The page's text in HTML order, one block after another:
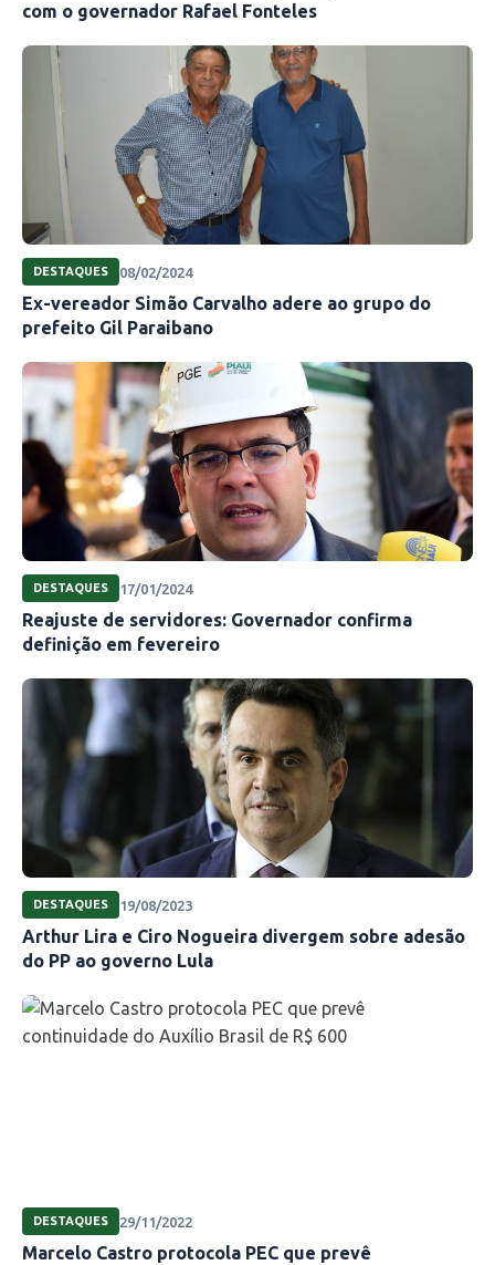
com o governador Rafael Fonteles
DESTAQUES 08/02/2024
Ex-vereador Simão Carvalho adere ao grupo do
prefeito Gil Paraibano
DESTAQUES 17/01/2024
Reajuste de servidores: Governador confirma
definição em fevereiro
DESTAQUES 19/08/2023
Arthur Lira e Ciro Nogueira divergem sobre adesão
do PP ao governo Lula
DESTAQUES 29/11/2022
Marcelo Castro protocola PEC que prevê